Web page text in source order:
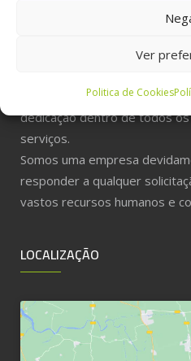
Ver
Politica de Cookies
A TecniFonte nasceu fruto de
dedicação dentro de todos
serviços.
Somos uma empresa
responder a qualquer
vastos recursos humanos e
LOCALIZAÇÃO